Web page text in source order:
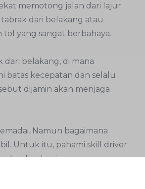
memotong jalan dari lajur
dari belakang atau
yang sangat berbahaya.
belakang, di mana
batas kecepatan dan selalu
dijamin akan menjaga
Namun bagaimana
Untuk itu, pahami skill driver
dan jangan
keputusan.